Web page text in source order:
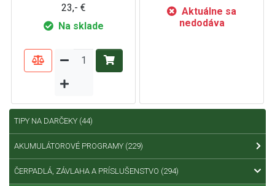
23,- €
Na sklade
Aktuálne sa
nedodáva
TIPY NA DARČEKY (44)
AKUMULÁTOROVÉ PROGRAMY (229)
ČERPADLÁ, ZÁVLAHA A PRÍSLUŠENSTVO (294)